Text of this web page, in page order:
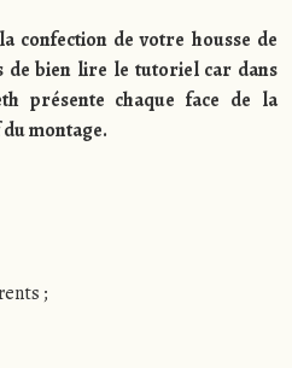
confection de votre housse de
de bien lire le tutoriel car dans
présente chaque face de la
montage.
;